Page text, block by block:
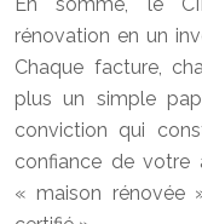
En somme, le
rénovation en un
Chaque facture,
plus un simple
conviction qui
confiance de votre
« maison rénovée